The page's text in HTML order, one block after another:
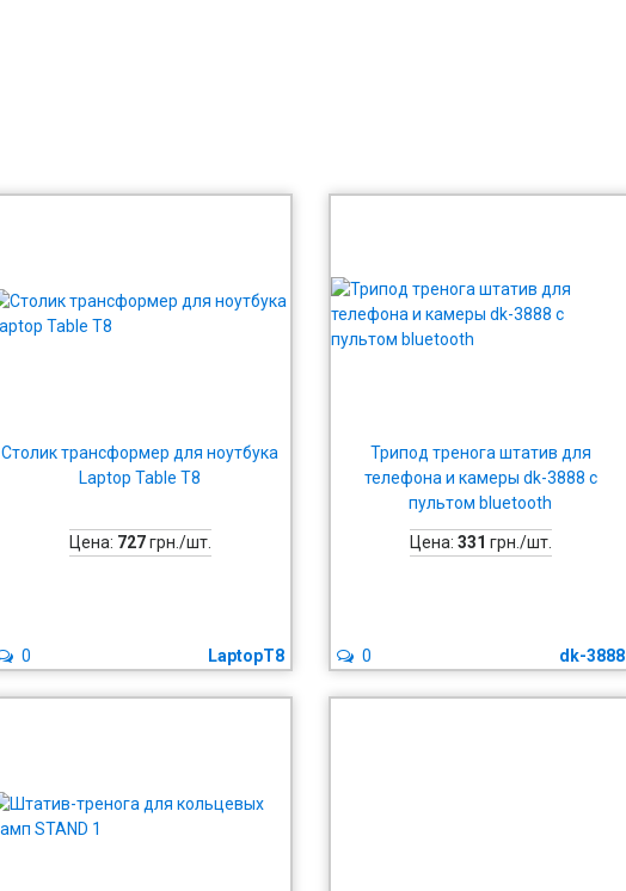
Столик трансформер для ноутбука
Laptop Table T8
Цена: 727грн./шт.
LaptopT8
0
Трипод тренога штатив для
телефона и камеры dk-3888 с
пультом bluetooth
Цена: 331 грн./шт.
dk-3888
0